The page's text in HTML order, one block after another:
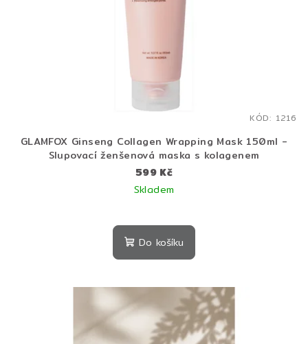
GLAMFOX Ginseng Collagen Wrapping Mask 150ml -
Slupovací ženšenová maska s kolagenem
599 Kč
Skladem
Do košíku
KÓD: 1216